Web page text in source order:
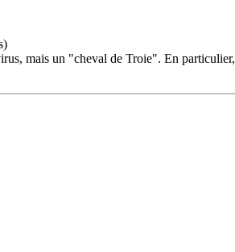
mais un "cheval de Troie". En particulier,